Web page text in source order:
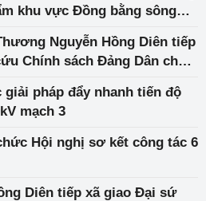
khu vực Đồng bằng sông
Nguyễn Hồng Diên tiếp
Chính sách Đảng Dân chủ
pháp đẩy nhanh tiến độ
mạch 3
Hội nghị sơ kết công tác 6
Diên tiếp xã giao Đại sứ